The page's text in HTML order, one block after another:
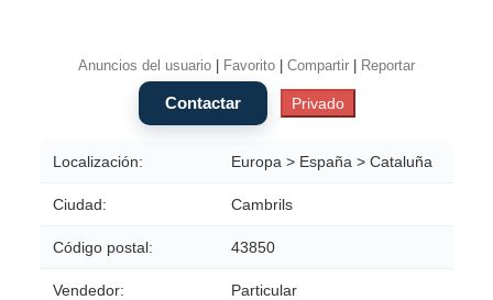
Anuncios del usuario Favorito Compartir Reportar
Localización: Europa > España > Cataluña
Ciudad: Cambrils
Código postal: 43850
Vendedor: Particular